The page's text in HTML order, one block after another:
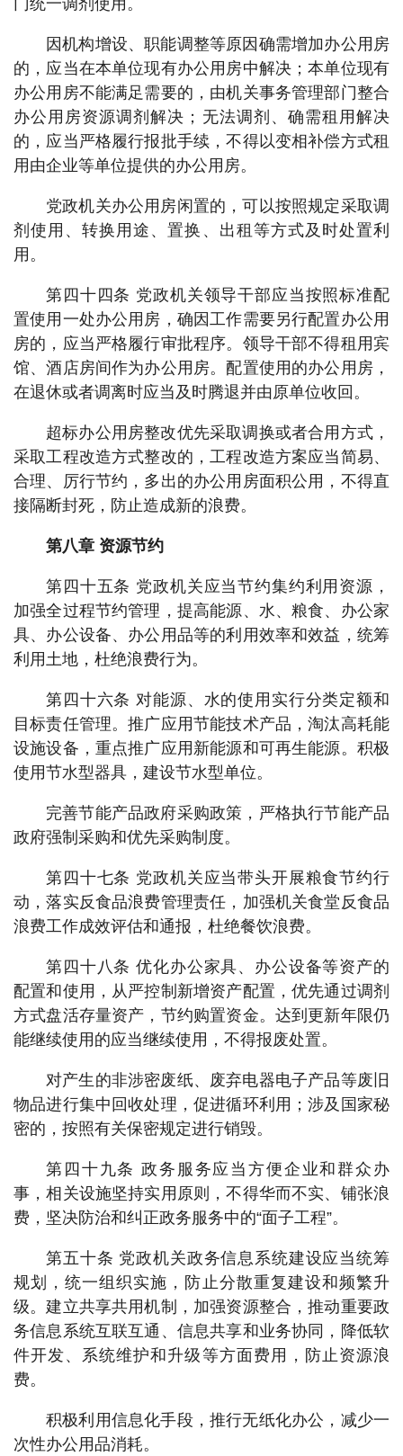
门统一调剂使用。
因机构增设、职能调整等原因确需增加办公用房
的，应当在本单位现有办公用房中解决；本单位现有
办公用房不能满足需要的，由机关事务管理部门整合
办公用房资源调剂解决；无法调剂、确需租用解决
的，应当严格履行报批手续，不得以变相补偿方式租
用由企业等单位提供的办公用房。
党政机关办公用房闲置的，可以按照规定采取调
剂使用、转换用途、置换、出租等方式及时处置利
用。
第四十四条 党政机关领导干部应当按照标准配
置使用一处办公用房，确因工作需要另行配置办公用
房的，应当严格履行审批程序。领导干部不得租用宾
馆、酒店房间作为办公用房。配置使用的办公用房，
在退休或者调离时应当及时腾退并由原单位收回。
超标办公用房整改优先采取调换或者合用方式，
采取工程改造方式整改的，工程改造方案应当简易、
合理、厉行节约，多出的办公用房面积公用，不得直
接隔断封死，防止造成新的浪费。
第八章 资源节约
第四十五条 党政机关应当节约集约利用资源，
加强全过程节约管理，提高能源、水、粮食、办公家
具、办公设备、办公用品等的利用效率和效益，统筹
利用土地，杜绝浪费行为。
第四十六条 对能源、水的使用实行分类定额和
目标责任管理。推广应用节能技术产品，淘汰高耗能
设施设备，重点推广应用新能源和可再生能源。积极
使用节水型器具，建设节水型单位。
完善节能产品政府采购政策，严格执行节能产品
政府强制采购和优先采购制度。
第四十七条 党政机关应当带头开展粮食节约行
动，落实反食品浪费管理责任，加强机关食堂反食品
浪费工作成效评估和通报，杜绝餐饮浪费。
第四十八条 优化办公家具、办公设备等资产的
配置和使用，从严控制新增资产配置，优先通过调剂
方式盘活存量资产，节约购置资金。达到更新年限仍
能继续使用的应当继续使用，不得报废处置。
对产生的非涉密废纸、废弃电器电子产品等废旧
物品进行集中回收处理，促进循环利用；涉及国家秘
密的，按照有关保密规定进行销毁。
第四十九条 政务服务应当方便企业和群众办
事，相关设施坚持实用原则，不得华而不实、铺张浪
费，坚决防治和纠正政务服务中的“面子工程”。
第五十条 党政机关政务信息系统建设应当统筹
规划，统一组织实施，防止分散重复建设和频繁升
级。建立共享共用机制，加强资源整合，推动重要政
务信息系统互联互通、信息共享和业务协同，降低软
件开发、系统维护和升级等方面费用，防止资源浪
费。
积极利用信息化手段，推行无纸化办公，减少一
次性办公用品消耗。